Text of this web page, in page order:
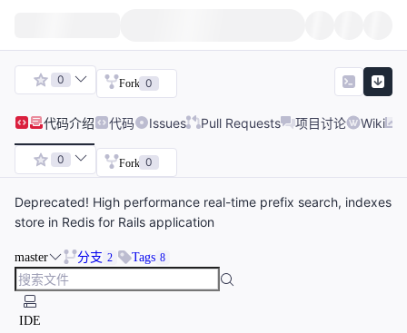
0 Fork 0
代码介绍 代码 Issues Pull Requests 项目讨论 Wiki
0 Fork 0
Deprecated! High performance real-time prefix search, indexes
store in Redis for Rails application
master 分支 2 Tags 8
IDE